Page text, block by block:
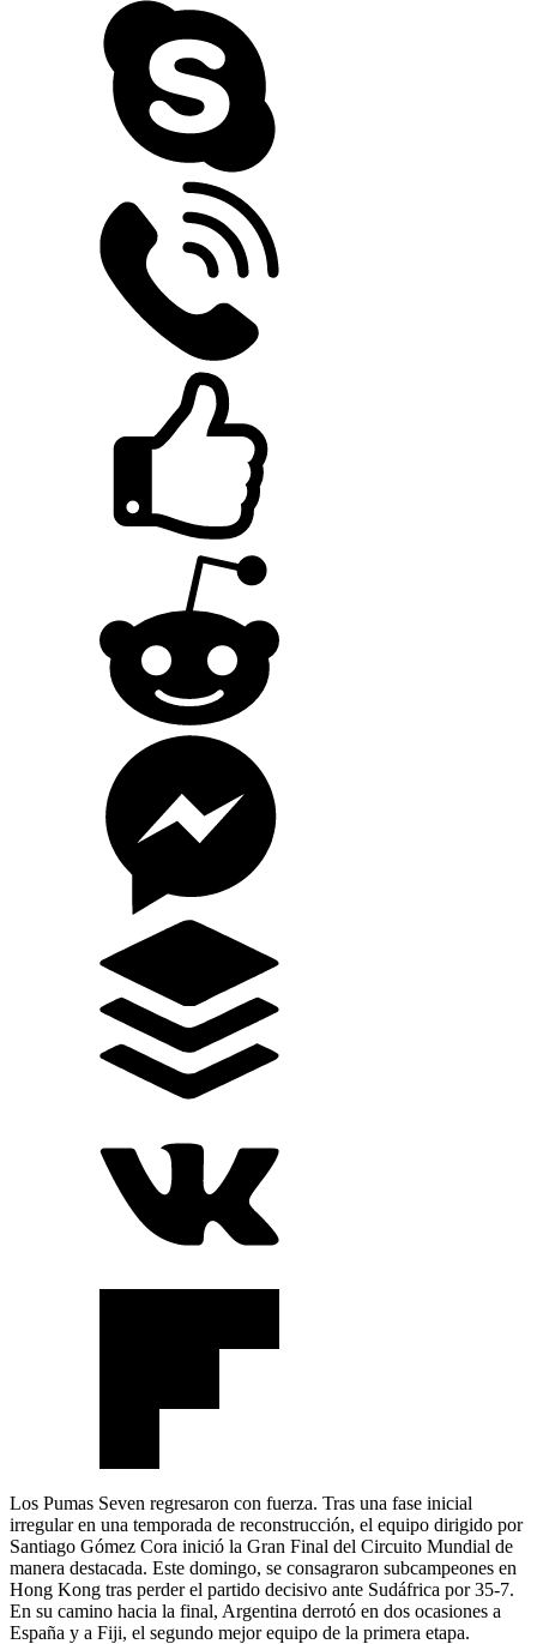
Los Pumas Seven regresaron con fuerza. Tras una fase inicial
irregular en una temporada de reconstrucción, el equipo dirigido por
Santiago Gómez Cora inició la Gran Final del Circuito Mundial de
manera destacada. Este domingo, se consagraron subcampeones en
Hong Kong tras perder el partido decisivo ante Sudáfrica por 35-7.
En su camino hacia la final, Argentina derrotó en dos ocasiones a
España y a Fiji, el segundo mejor equipo de la primera etapa.